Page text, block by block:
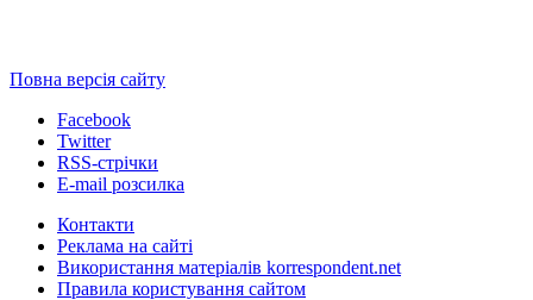
Повна версія сайту
Facebook
Twitter
RSS-стрічки
E-mail розсилка
Контакти
Реклама на сайті
Використання матеріалів korrespondent.net
Правила користування сайтом